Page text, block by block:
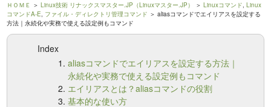
ＨＯＭＥ ＞Linux技術 リナックスマスター.JP（Linuxマスター.JP） ＞Linuxコマンド,Linux
コマンドA-E, ファイル・ディレクトリ管理コマンド ＞ aliasコマンドでエイリアスを設定する
方法｜永続化や実務で使える設定例もコマンド
Index
aliasコマンドでエイリアスを設定する方法｜
永続化や実務で使える設定例もコマンド
エイリアスとは？aliasコマンドの役割
基本的な使い方